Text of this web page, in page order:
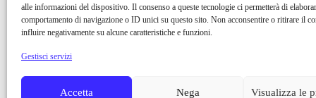
alle informazioni del dispositivo. Il consenso a queste tecnologie ci permetterà di
comportamento di navigazione o ID unici su questo sito. Non acconsentire o ritirare il
influire negativamente su alcune caratteristiche e funzioni.
Gestisci servizi
Accetta Nega Visualizza le